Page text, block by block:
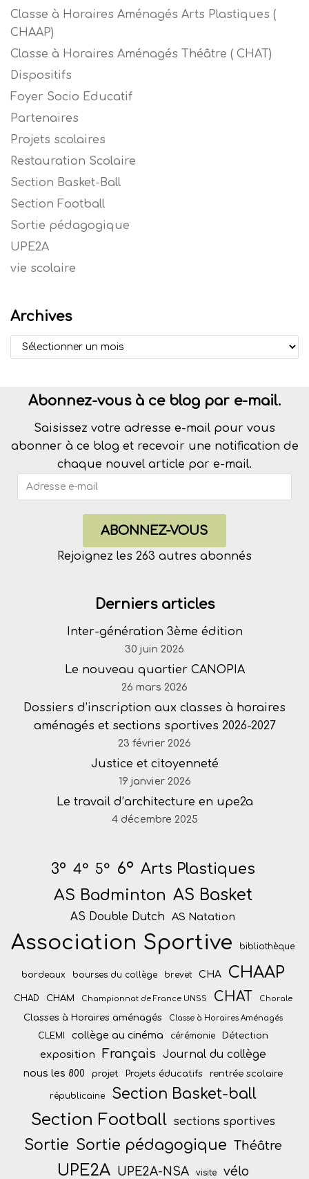
Classe à Horaires Aménagés Arts Plastiques (
CHAAP)
Classe à Horaires Aménagés Théâtre ( CHAT)
Dispositifs
Foyer Socio Educatif
Partenaires
Projets scolaires
Restauration Scolaire
Section Basket-Ball
Section Football
Sortie pédagogique
UPE2A
vie scolaire
Archives
Abonnez-vous à ce blog par e-mail.
Saisissez votre adresse e-mail pour vous
abonner à ce blog et recevoir une notification de
chaque nouvel article par e-mail.
ABONNEZ-VOUS
Rejoignez les 263 autres abonnés
Derniers articles
Inter-génération 3ème édition
30 juin 2026
Le nouveau quartier CANOPIA
26 mars 2026
Dossiers d’inscription aux classes à horaires
aménagés et sections sportives 2026-2027
23 février 2026
Justice et citoyenneté
19 janvier 2026
Le travail d’architecture en upe2a
4 décembre 2025
3° 4° 5° 6° Arts Plastiques
AS Badminton AS Basket
AS Double Dutch AS Natation
Association Sportive bibliothèque
bordeaux bourses du collège brevet CHA CHAAP
CHAD CHAM Championnat de France UNSS CHAT Chorale
Classes à Horaires aménagés Classe à Horaires Aménagés
CLEMI collège au cinéma cérémonie Détection
exposition Français Journal du collège
nous les 800 projet Projets éducatifs rentrée scolaire
républicaine Section Basket-ball
Section Football sections sportives
Sortie Sortie pédagogique Théâtre
UPE2A UPE2A-NSA visite vélo